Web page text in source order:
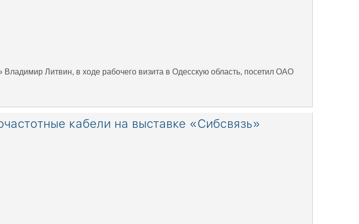
Литвин, в ходе рабочего визита в Одесскую область, посетил ОАО
кабели на выставке «Сибсвязь»